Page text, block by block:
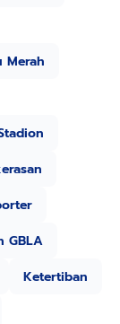
Merah
GBLA
Ketertiban